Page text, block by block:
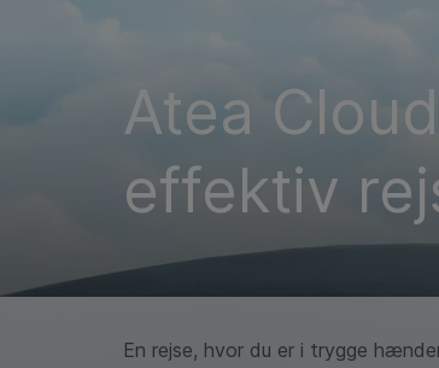
Atea
effektiv
En rejse, hvor du er i trygge